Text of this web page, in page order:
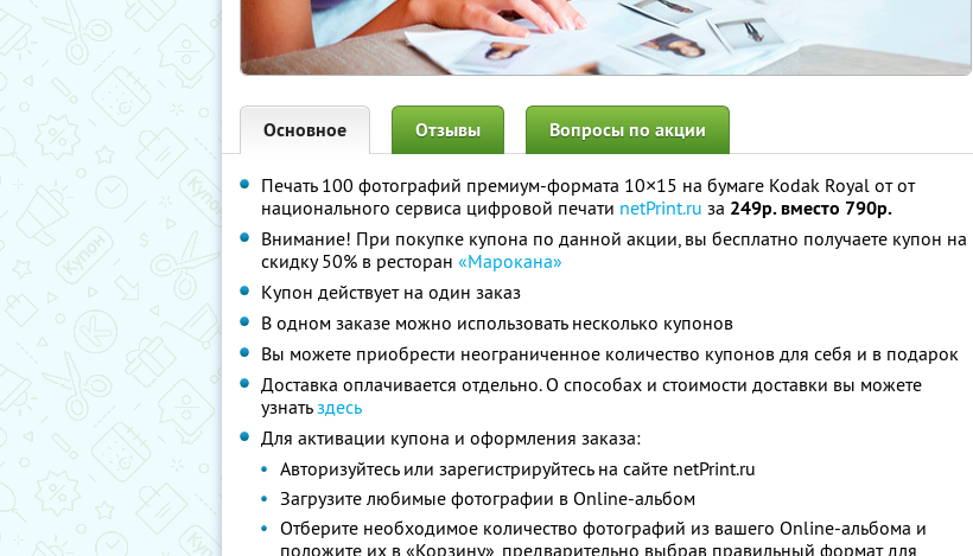
Основное Отзывы Вопросы по акции
Печать 100 фотографий премиум-формата 10×15 на бумаге Kodak Royal от от
национального сервиса цифровой печати netPrint.ru за 249р. вместо 790р.
Внимание! При покупке купона по данной акции, вы бесплатно получаете купон на
скидку 50% в ресторан «Марокана»
Купон действует на один заказ
В одном заказе можно использовать несколько купонов
Вы можете приобрести неограниченное количество купонов для себя и в подарок
Доставка оплачивается отдельно. О способах и стоимости доставки вы можете
узнатьздесь
Для активации купона и оформления заказа:
Авторизуйтесь или зарегистрируйтесь на сайте netPrint.ru
Загрузите любимые фотографии в Online-альбом
Отберите необходимое количество фотографий из вашего Online-альбома и
положите их в «Корзину», предварительно выбрав правильный формат для